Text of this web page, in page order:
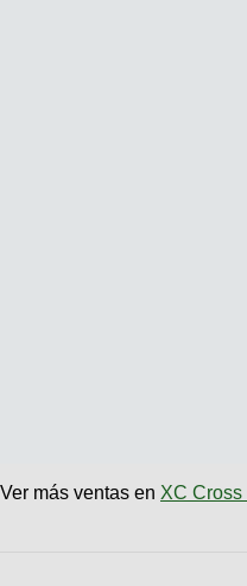
Ver más ventas en XC Cross